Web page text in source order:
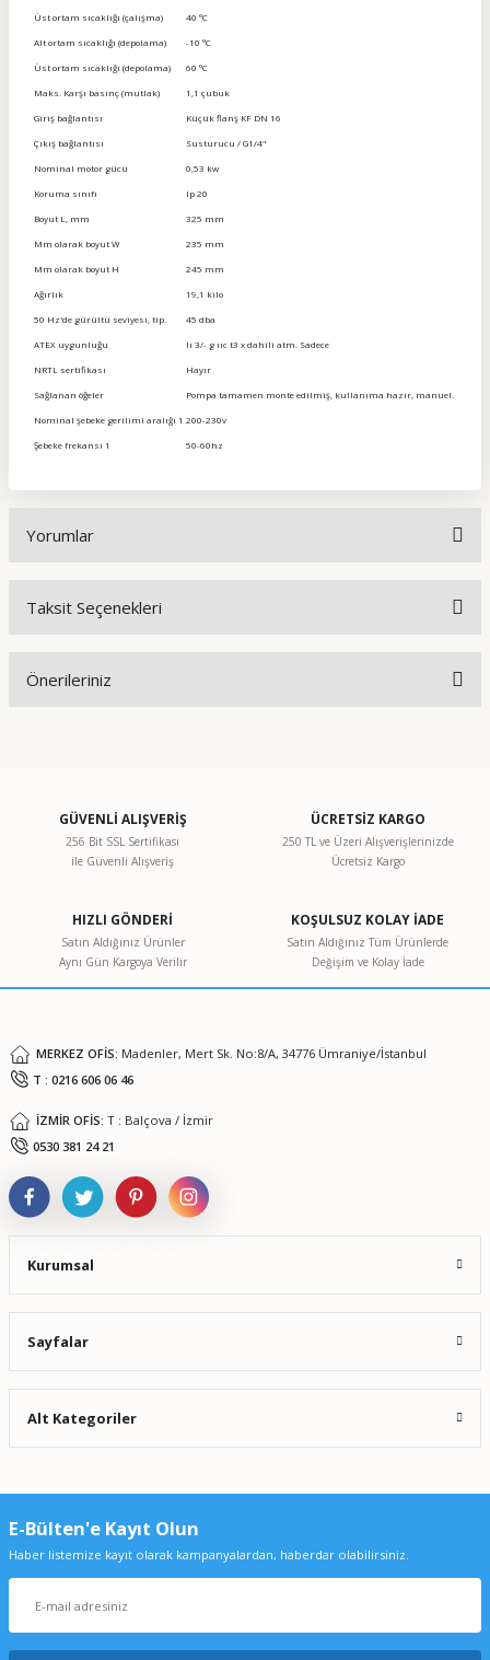
Üst ortam sıcaklığı (çalışma) 40 °C
Alt ortam sıcaklığı (depolama) -10 °C
Üst ortam sıcaklığı (depolama) 60 °C
Maks. Karşı basınç (mutlak) 1,1 çubuk
Giriş bağlantısı Küçük flanş KF DN 16
Çıkış bağlantısı Susturucu / G1/4"
Nominal motor gücü 0,53 kw
Koruma sınıfı Ip 20
Boyut L, mm 325 mm
Mm olarak boyut W 235 mm
Mm olarak boyut H 245 mm
Ağırlık 19,1 kilo
50 Hz'de gürültü seviyesi, tip. 45 dba
ATEX uygunluğu Iı 3/- g ııc t3 x dahili atm. Sadece
NRTL sertifikası Hayır
Sağlanan öğeler Pompa tamamen monte edilmiş, kullanıma hazır, manuel.
Nominal şebeke gerilimi aralığı 1 200-230v
Şebeke frekansı 1 50-60hz
Yorumlar
Taksit Seçenekleri
Önerileriniz
Görüş ve önerileriniz için teşekkür ederiz.
Ürün resmi kalitesiz, bozuk veya görüntülenemiyor.
Ürün bilgilerinde hatalar bulunuyor.
Ürün fiyatı diğer sitelerden daha pahalı.
GÜVENLİ ALIŞVERİŞ
256 Bit SSL Sertifikası
ile Güvenli Alışveriş
ÜCRETSİZ KARGO
250 TL ve Üzeri Alışverişlerinizde
Ücretsiz Kargo
HIZLI GÖNDERİ
Satın Aldığınız Ürünler
Aynı Gün Kargoya Verilir
KOŞULSUZ KOLAY İADE
Satın Aldığınız Tüm Ürünlerde
Değişim ve Kolay İade
MERKEZ OFİS: Madenler, Mert Sk. No:8/A, 34776 Ümraniye/İstanbul
T : 0216 606 06 46
İZMİR OFİS: T : Balçova / İzmir
0530 381 24 21
Kurumsal
Sayfalar
Alt Kategoriler
E-Bülten'e Kayıt Olun
Haber listemize kayıt olarak kampanyalardan, haberdar olabilirsiniz.